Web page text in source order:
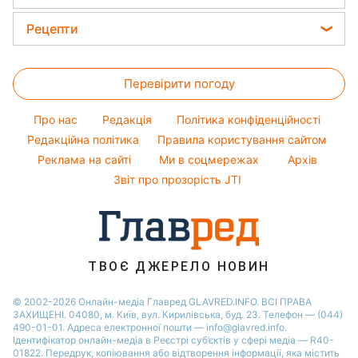
Новини Запоріжжя
Новини Житомира
Новини Одеси
Поради від Андре Тана
Фарбування волосся
Олена Зеленська
Ані Лорак
Кейт Міддлтон
Максим Галкін
Настя Каменських
Віталій Козловський
Софія Ротару
Ольга Сумська
Головоломки
Тести по картинці
Народні прикмети
Усе про шоу-бізнес
Рецепти
Прості страви
Легкі десерти
Напої
Святкове меню
Перевірити погоду
Про нас Редакція
Політика конфіденційності
Редакційна політика
Правила користування сайтом
Реклама на сайті
Ми в соцмережах
Архів
Звіт про прозорість JTI
ТВОЄ ДЖЕРЕЛО НОВИН
© 2002-2026 Онлайн-медіа Главред GLAVRED.INFO. ВСІ ПРАВА
ЗАХИЩЕНІ. 04080, м. Київ, вул. Кирилівська, буд. 23. Телефон — (044)
490-01-01. Адреса електронної пошти — info@glavred.info.
Ідентифікатор онлайн-медіа в Реєстрі суб’єктів у сфері медіа — R40-
01822. Передрук, копіювання або відтворення інформації, яка містить